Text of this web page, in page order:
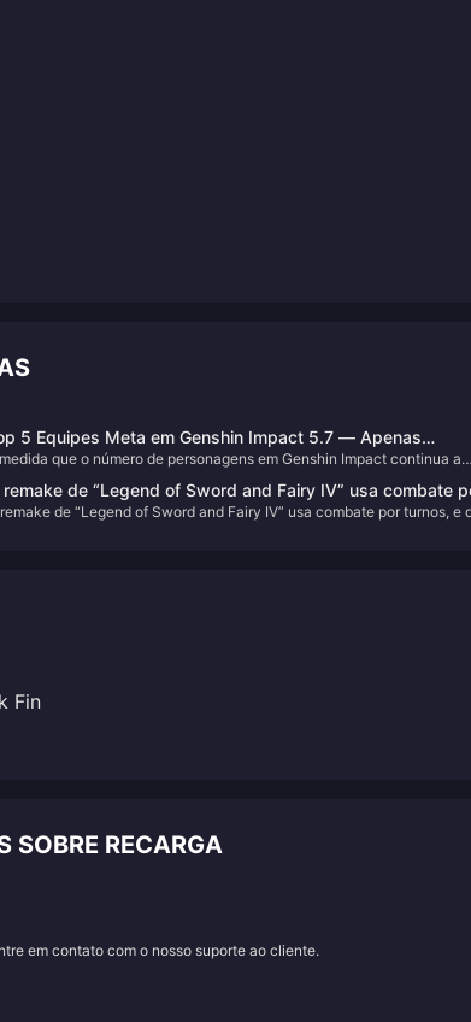
5 Equipes Meta em Genshin Impact 5.7 — Apenas
Vencedores as Possuem Todas!
que o número de personagens em Genshin Impact continua a
Entre elas, adaptabilidade e conforto na jogabilidade. Hoje,
as 5 composições de equipe mais fortes da Versão 5.7.
remake de “Legend of Sword and Fairy IV” usa combate
e o PV é uma tela da vida real
de “Legend of Sword and Fairy IV” usa combate por turnos, e o
Fin
SOBRE RECARGA
em contato com o nosso suporte ao cliente.